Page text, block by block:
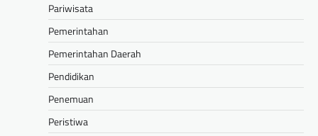
Pariwisata
Pemerintahan
Pemerintahan Daerah
Pendidikan
Penemuan
Peristiwa